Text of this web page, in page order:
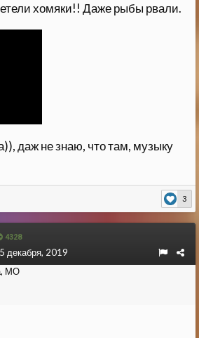
хомяки!! Даже рыбы рвали.
даж не знаю, что там, музыку
3
4328
МО
декабря, 2019